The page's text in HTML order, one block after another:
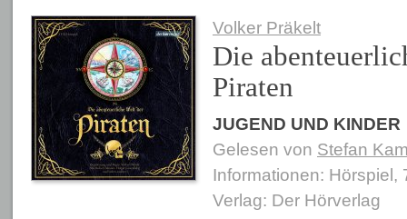
Volker Präkelt
Die
Piraten
JUGEND UND KINDER
Gelesen von Stefan
Informationen: Hörspiel,
Verlag: Der Hörverlag